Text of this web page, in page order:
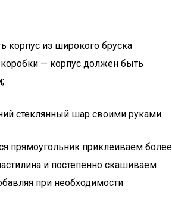
корпус из широкого бруска
коробки — корпус должен быть
стеклянный шар своими руками
прямоугольник приклеиваем более
и постепенно скашиваем
при необходимости